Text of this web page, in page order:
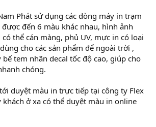
Phát sử dụng các dòng máy in trạm
đến 6 màu khác nhau, hình ảnh
thể cán màng, phủ UV, mực in có loại
cho các sản phẩm để ngoài trời ,
tem nhãn decal tốc độ cao, giúp cho
chóng.
duyệt màu in trực tiếp tại công ty Flex
khách ở xa có thể duyệt màu in online